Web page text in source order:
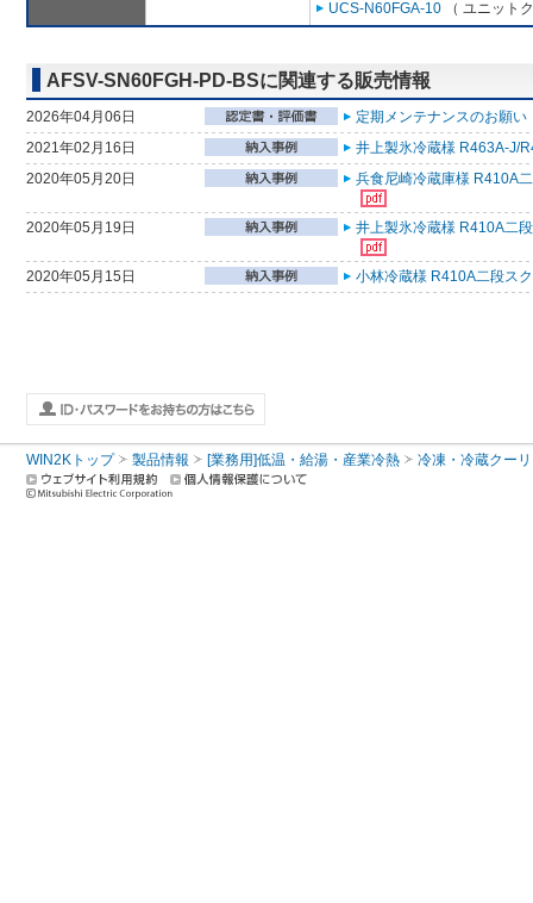
UCS-N60FGA-10 （ ユニット
AFSV-SN60FGH-PD-BSに関連する販売情報
2026年04月06日
定期メンテナンスのお願
2021年02月16日
井上製氷冷蔵様 R463A-J/
2020年05月20日
兵食尼崎冷蔵庫様 R410A
2020年05月19日 井上製氷冷蔵様 R410A二
2020年05月15日 小林冷蔵様 R410A二段ス
WIN2Kトップ 製品情報 [業務用]低温・給湯・産業冷熱 冷凍・冷蔵クー